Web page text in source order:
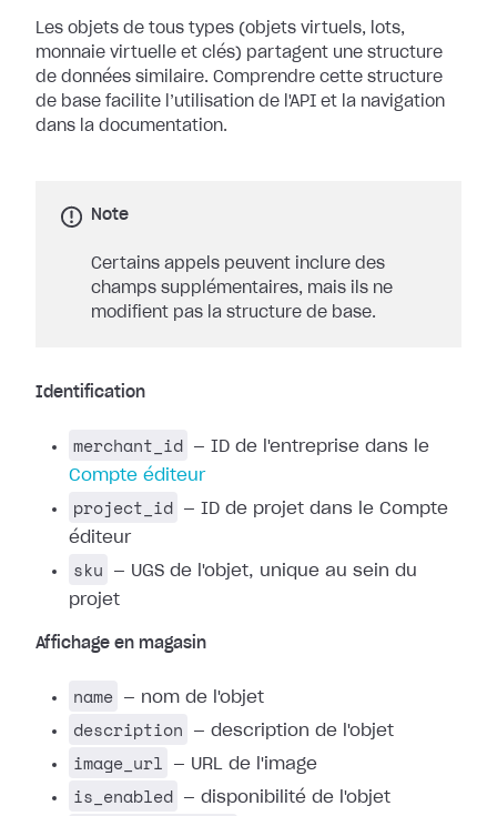
Les objets de tous types (objets virtuels, lots,
monnaie virtuelle et clés) partagent une structure
de données similaire. Comprendre cette structure
de base facilite l’utilisation de l'API et la navigation
dans la documentation.
Note
Certains appels peuvent inclure des
champs supplémentaires, mais ils ne
modifient pas la structure de base.
Identification
merchant_id
— ID de l'entreprise dans le
Compte éditeur
project_id
— ID de projet dans le Compte
éditeur
sku
— UGS de l'objet, unique au sein du
projet
Affichage en magasin
name — nom de l'objet
description — description de l'objet
image_url — URL de l'image
is_enabled — disponibilité de l'objet